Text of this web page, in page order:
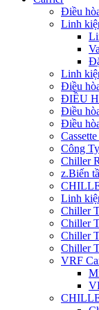
Điều
Linh
Linh
Điều
ĐIỀU
Điều
Điều
Công
Chiller
z.Biến
Linh
Chiller
Chiller
Chiller
Chiller
VRF